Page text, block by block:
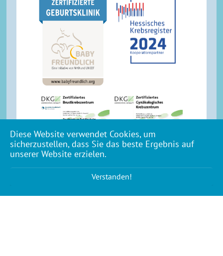
Diese Website verwendet Cookies, um
sicherzustellen, dass Sie das beste Ergebnis auf
unserer Website erzielen.
Verstanden!